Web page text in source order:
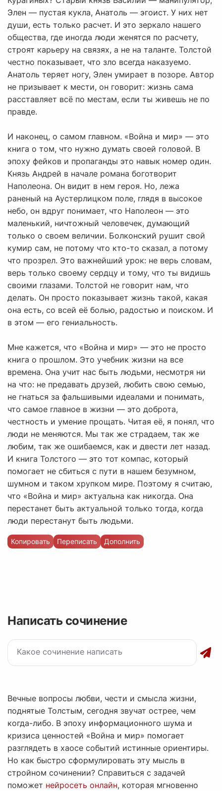
Элен — пустая кукла, Анатоль — эгоист. У них нет
души, есть только расчет. И это зеркало нашего
общества, где иногда люди женятся по расчету,
строят карьеру на связях, а не на таланте. Толстой
честно показывает, что зло всегда наказуемо.
Анатоль теряет ногу, Элен умирает в позоре. Автор
не призывает к мести, он говорит: жизнь сама
расставляет всё по местам, если ты живешь не по
правде.
И наконец, о самом главном. «Война и мир» — это
книга о том, что нужно думать своей головой. В
эпоху фейков и пропаганды это навык номер один.
Князь Андрей в начале романа боготворит
Наполеона. Он видит в нем героя. Но, лежа
раненый на Аустерлицком поле, глядя в высокое
небо, он вдруг понимает, что Наполеон — это
маленький, ничтожный человечек, думающий
только о своем величии. Болконский рушит свой
кумир сам, не потому что кто-то сказал, а потому
что прозрел. Это важнейший урок: не верь словам,
верь только своему сердцу и тому, что ты видишь
своими глазами. Толстой не говорит нам, что
делать. Он просто показывает жизнь такой, какая
она есть, со всей её болью, радостью и поиском. И
в этом — его гениальность.
Мне кажется, что «Война и мир» — это не просто
книга о прошлом. Это учебник жизни на все
времена. Она учит нас быть людьми, несмотря ни
на что: не предавать друзей, любить свою семью,
не гнаться за фальшивыми идеалами и понимать,
что самое главное в жизни — это доброта,
честность и умение прощать. Читая её, я понял, что
люди не меняются. Мы так же страдаем, так же
любим, так же ошибаемся, как и двести лет назад.
И книга Толстого — это тот компас, который
помогает не сбиться с пути в нашем безумном,
шумном и таком хрупком мире. Поэтому я считаю,
что «Война и мир» актуальна как никогда. Она
перестанет быть актуальной только тогда, когда
люди перестанут быть людьми.
Копировать Переписать Дополнить
Написать сочинение
Вечные вопросы любви, чести и смысла жизни,
поднятые Толстым, сегодня звучат острее, чем
когда-либо. В эпоху информационного шума и
кризиса ценностей «Война и мир» помогает
разглядеть в хаосе событий истинные ориентиры.
Но как быстро сформулировать эту мысль в
стройном сочинении? Справиться с задачей
поможет нейросеть онлайн, которая мгновенно